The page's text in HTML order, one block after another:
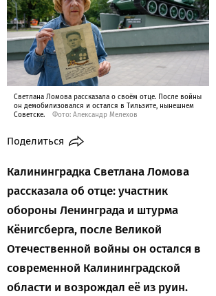
Светлана Ломова рассказала о своём отце. После войны
он демобилизовался и остался в Тильзите, нынешнем
Советске.
Фото: Александр Мелехов
Поделиться
Калининградка Светлана Ломова
рассказала об отце: участник
обороны Ленинграда и штурма
Кёнигсберга, после Великой
Отечественной войны он остался в
современной Калининградской
области и возрождал её из руин.